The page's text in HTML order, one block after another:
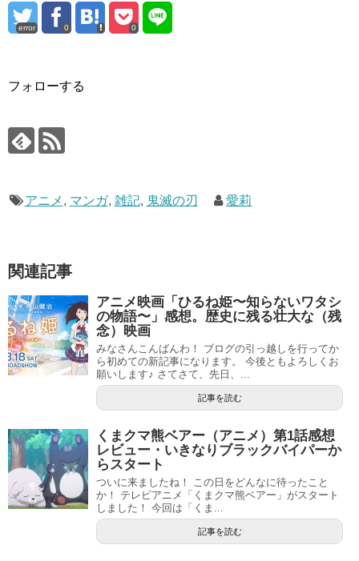
error 0 0
フォローする
アニメ , マンガ, 雑記, 鬼滅の刃 愛莉
関連記事
アニメ映画「ひるね姫〜知らないワタシ
の物語〜」感想。歴史に残る壮大な（残
念）映画
みなさんこんばんわ！ ブログの引っ越しを行ってか
ら初めての新記事になります。 今後ともよろしくお
願いします♪ さてさて、先日、...
記事を読む
くまクマ熊ベアー（アニメ）第1話感想
レビュー・いきなりブラックバイパーか
らスタート
ついに来ましたね！ この日をどんなに待ったこと
か！ テレビアニメ「くまクマ熊ベアー」がスタート
しました！ 今回は「くま...
記事を読む